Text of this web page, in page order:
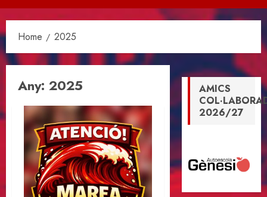
Menu
Home 2025
Any: 2025
AMICS
2026/27